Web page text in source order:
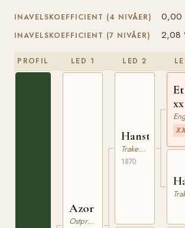
INAVELSKOEFFICIENT (4 NIVÅER) 0,00
INAVELSKOEFFICIENT (7 NIVÅER) 2,08
PROFIL LED 1
Azor
Ostpreussare
LED 2
Hanstein
Trakehner
1870
xx